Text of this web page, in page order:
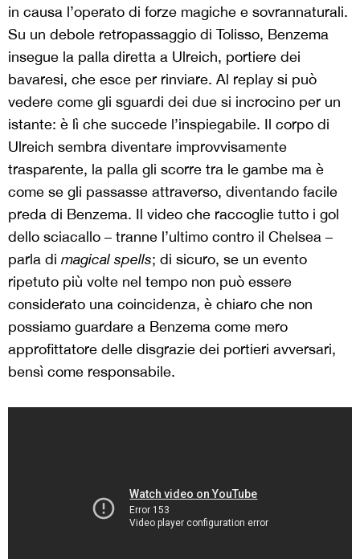
in causa l’operato di forze magiche e sovrannaturali.
Su un debole retropassaggio di Tolisso, Benzema
insegue la palla diretta a Ulreich, portiere dei
bavaresi, che esce per rinviare. Al replay si può
vedere come gli sguardi dei due si incrocino per un
istante: è lì che succede l’inspiegabile. Il corpo di
Ulreich sembra diventare improvvisamente
trasparente, la palla gli scorre tra le gambe ma è
come se gli passasse attraverso, diventando facile
preda di Benzema. Il video che raccoglie tutto i gol
dello sciacallo – tranne l’ultimo contro il Chelsea –
parla di magical spells; di sicuro, se un evento
ripetuto più volte nel tempo non può essere
considerato una coincidenza, è chiaro che non
possiamo guardare a Benzema come mero
approfittatore delle disgrazie dei portieri avversari,
bensì come responsabile.